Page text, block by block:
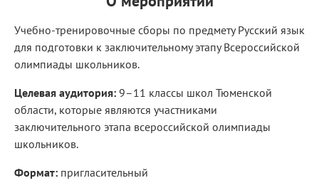
Учебно-тренировочные сборы по предмету Русский язык
для подготовки к заключительному этапу Всероссийской
олимпиады школьников.
Целевая аудитория: 9–11 классы школ Тюменской
области, которые являются участниками
заключительного этапа всероссийской олимпиады
школьников.
Формат: пригласительный